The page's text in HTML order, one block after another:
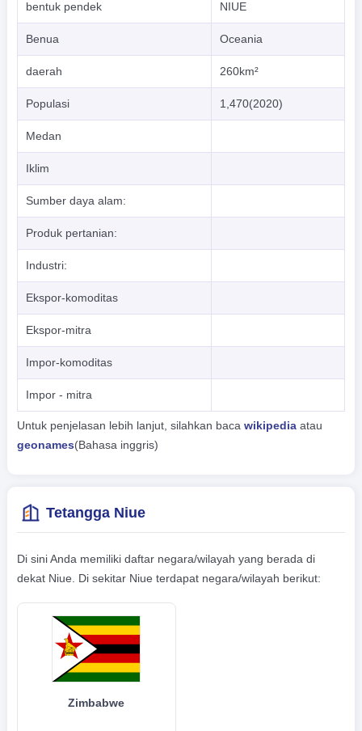
bentuk pendek NIUE
Benua Oceania
daerah 260km²
Populasi 1,470(2020)
Medan
Iklim
Sumber daya alam:
Produk pertanian:
Industri:
Ekspor-komoditas
Ekspor-mitra
Impor-komoditas
Impor - mitra
Untuk penjelasan lebih lanjut, silahkan baca wikipediaatau
geonames(Bahasa inggris)
Tetangga Niue
Di sini Anda memiliki daftar negara/wilayah yang berada di
dekat Niue. Di sekitar Niue terdapat negara/wilayah berikut:
Zimbabwe